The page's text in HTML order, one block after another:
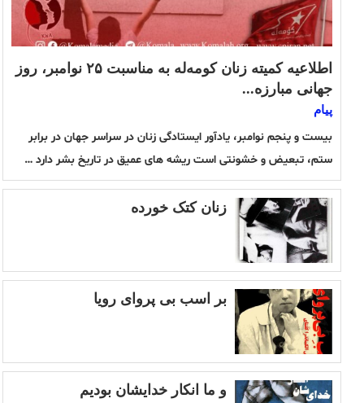
اطلاعیه کمیته زنان کومه‌له به مناسبت ۲۵ نوامبر، روز
جهانی مبارزه...
پیام
بیست و پنجم نوامبر، یادآور ایستادگی زنان در سراسر جهان در برابر
ستم، تبعیض و خشونتی است ریشه های عمیق در تاریخ بشر دارد …
زنان کتک خورده
بر اسب بی پروای رویا
و ما انکار خدایشان بودیم